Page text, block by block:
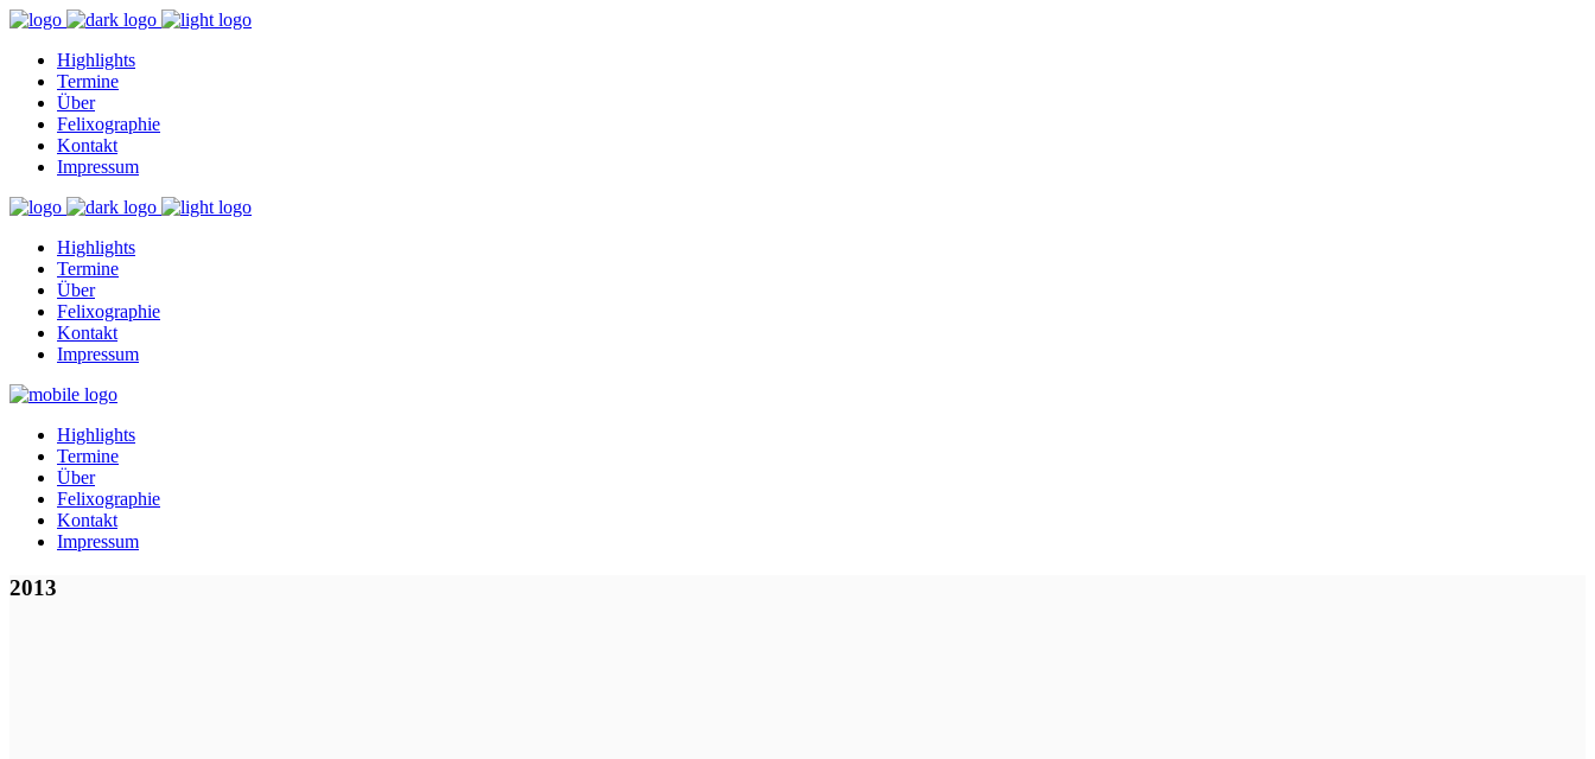
Highlights
Termine
Über
Felixographie
Kontakt
Impressum
Highlights
Termine
Über
Felixographie
Kontakt
Impressum
Highlights
Termine
Über
Felixographie
Kontakt
Impressum
2013